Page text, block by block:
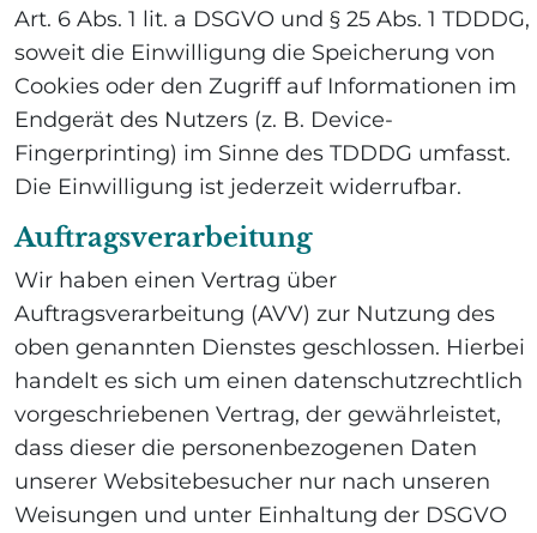
Art. 6 Abs. 1 lit. a DSGVO und § 25 Abs. 1 TDDDG,
soweit die Einwilligung die Speicherung von
Cookies oder den Zugriff auf Informationen im
Endgerät des Nutzers (z. B. Device-
Fingerprinting) im Sinne des TDDDG umfasst.
Die Einwilligung ist jederzeit widerrufbar.
Auftragsverarbeitung
Wir haben einen Vertrag über
Auftragsverarbeitung (AVV) zur Nutzung des
oben genannten Dienstes geschlossen. Hierbei
handelt es sich um einen datenschutzrechtlich
vorgeschriebenen Vertrag, der gewährleistet,
dass dieser die personenbezogenen Daten
unserer Websitebesucher nur nach unseren
Weisungen und unter Einhaltung der DSGVO